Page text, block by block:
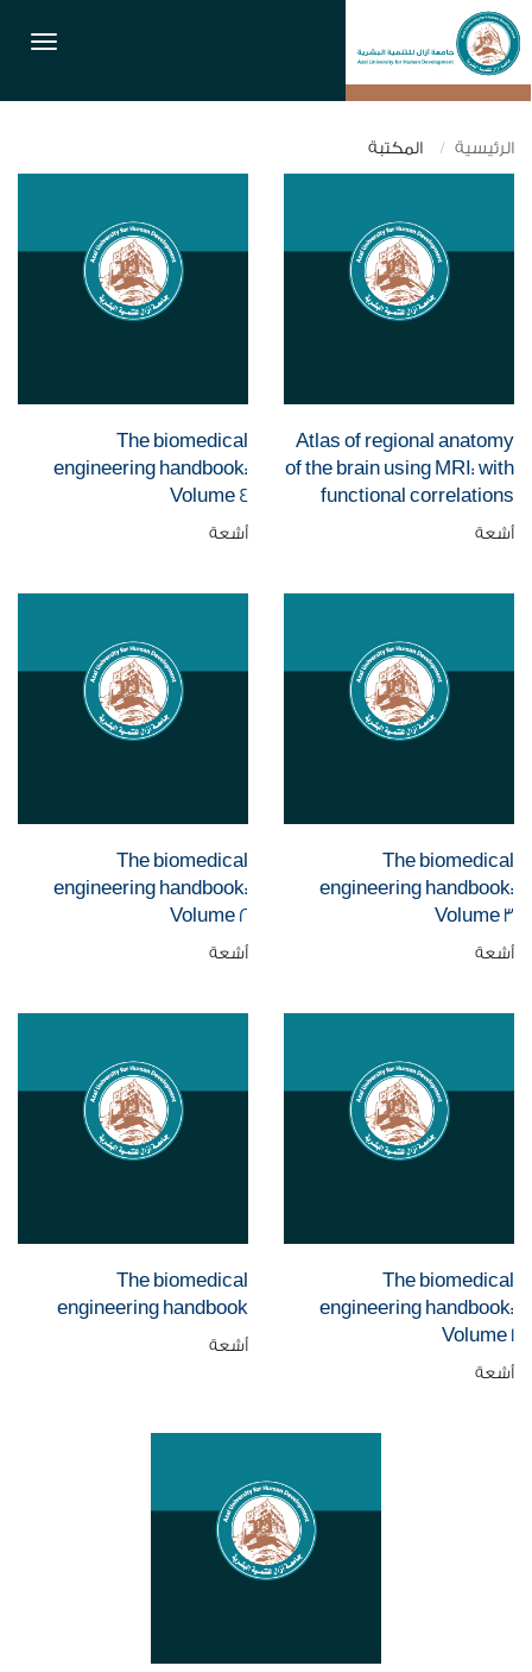
الرئيسية المكتبة
Atlas of regional anatomy
of the brain using MRI: with
functional correlations
أشعة
The biomedical
engineering handbook:
Volume 4
أشعة
The biomedical
engineering handbook:
Volume 3
أشعة
The biomedical
engineering handbook:
Volume 2
أشعة
The biomedical
engineering handbook:
Volume 1
أشعة
The biomedical
engineering handbook
أشعة